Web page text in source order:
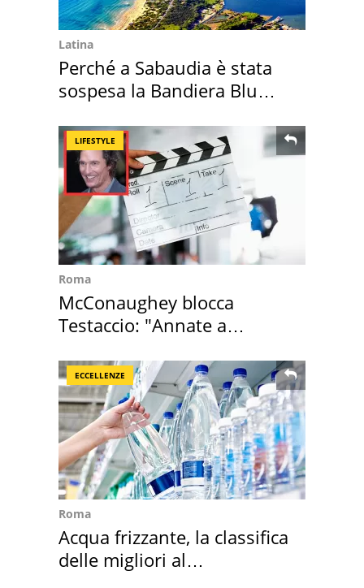
Latina
Perché a Sabaudia è stata
sospesa la Bandiera Blu
LIFESTYLE
Roma
McConaughey blocca
Testaccio: "Annate a
ECCELLENZE
Roma
Acqua frizzante, la classifica
delle migliori al